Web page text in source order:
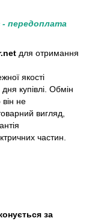
- передоплата
для отримання
якості
купівлі. Обмін
не
вигляд,
частин.
за